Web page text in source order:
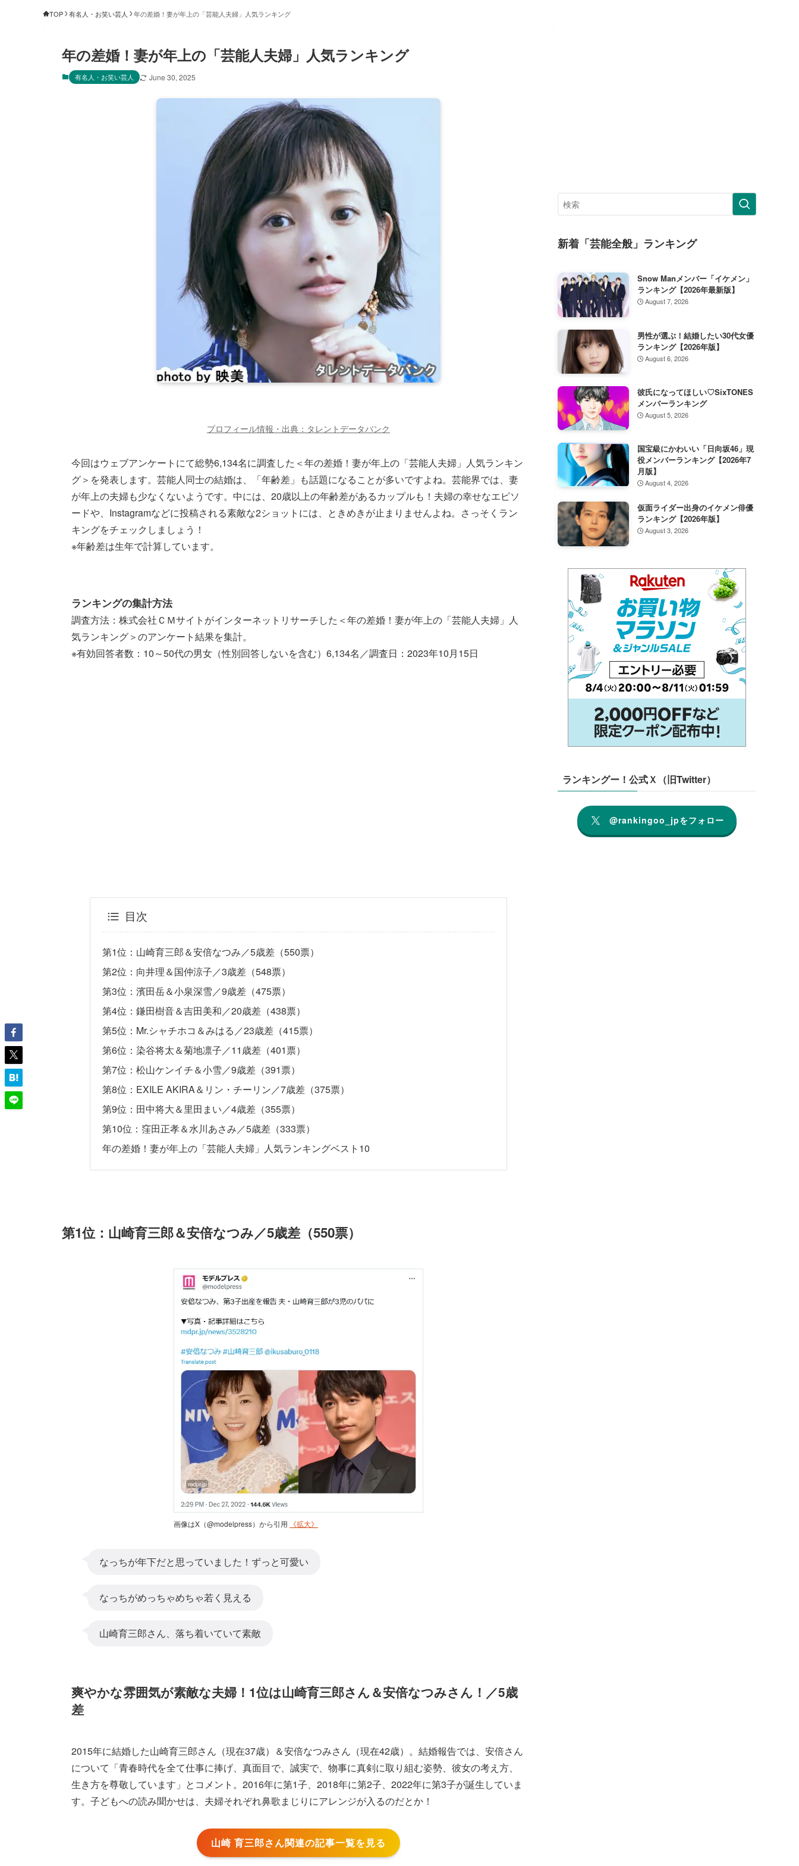
TOP 有名人・お笑い芸人 年の差婚！妻が年上の「芸能人夫婦」人気ランキング
年の差婚！妻が年上の「芸能人夫婦」人気ランキング
有名人・お笑い芸人 June 30, 2025
プロフィール情報・出典：タレントデータバンク
今回はウェブアンケートにて総勢6,134名に調査した＜年の差婚！妻が年上の「芸能人夫婦」人気ランキン
グ＞を発表します。芸能人同士の結婚は、「年齢差」も話題になることが多いですよね。芸能界では、妻
が年上の夫婦も少なくないようです。中には、20歳以上の年齢差があるカップルも！夫婦の幸せなエピソ
ードや、Instagramなどに投稿される素敵な2ショットには、ときめきが止まりませんよね。さっそくラン
キングをチェックしましょう！
※年齢差は生年で計算しています。
ランキングの集計方法
調査方法：株式会社ＣＭサイトがインターネットリサーチした＜年の差婚！妻が年上の「芸能人夫婦」人
気ランキング＞のアンケート結果を集計。
※有効回答者数：10～50代の男女（性別回答しないを含む）6,134名／調査日：2023年10月15日
目次
第1位：山崎育三郎＆安倍なつみ／5歳差（550票）
第2位：向井理＆国仲涼子／3歳差（548票）
第3位：濱田岳＆小泉深雪／9歳差（475票）
第4位：鎌田樹音＆吉田美和／20歳差（438票）
第5位：Mr.シャチホコ＆みはる／23歳差（415票）
第6位：染谷将太＆菊地凛子／11歳差（401票）
第7位：松山ケンイチ＆小雪／9歳差（391票）
第8位：EXILE AKIRA＆リン・チーリン／7歳差（375票）
第9位：田中将大＆里田まい／4歳差（355票）
第10位：窪田正孝＆水川あさみ／5歳差（333票）
年の差婚！妻が年上の「芸能人夫婦」人気ランキングベスト10
第1位：山崎育三郎＆安倍なつみ／5歳差（550票）
画像はX（@modelpress）から引用 《拡大》
なっちが年下だと思っていました！ずっと可愛い
なっちがめっちゃめちゃ若く見える
山崎育三郎さん、落ち着いていて素敵
爽やかな雰囲気が素敵な夫婦！1位は山崎育三郎さん＆安倍なつみさん！／5歳
差
2015年に結婚した山崎育三郎さん（現在37歳）＆安倍なつみさん（現在42歳）。結婚報告では、安倍さん
について「青春時代を全て仕事に捧げ、真面目で、誠実で、物事に真剣に取り組む姿勢、彼女の考え方、
生き方を尊敬しています」とコメント。2016年に第1子、2018年に第2子、2022年に第3子が誕生していま
す。子どもへの読み聞かせは、夫婦それぞれ鼻歌まじりにアレンジが入るのだとか！
山崎 育三郎さん関連の記事一覧を見る
新着「芸能全般」ランキング
Snow Manメンバー「イケメン」
ランキング【2026年最新版】
August 7, 2026
男性が選ぶ！結婚したい30代女優
ランキング【2026年版】
August 6, 2026
彼氏になってほしい♡SixTONES
メンバーランキング
August 5, 2026
国宝級にかわいい「日向坂46」現
役メンバーランキング【2026年7
月版】
August 4, 2026
仮面ライダー出身のイケメン俳優
ランキング【2026年版】
August 3, 2026
ランキングー！公式Ｘ（旧Twitter）
@rankingoo_jpをフォロー